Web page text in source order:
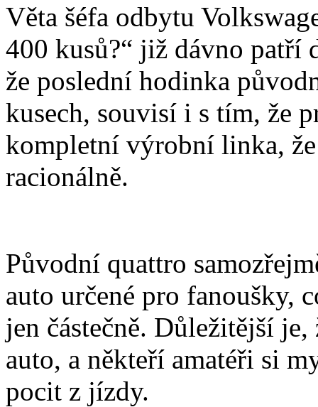
Věta šéfa odbytu
400 kusů?“ již dávno patří
že poslední hodinka
kusech, souvisí i s tím, že
kompletní výrobní linka,
racionálně.
Původní quattro
auto určené pro fanoušky,
jen částečně. Důležitější
auto, a někteří amatéři si
pocit z jízdy.